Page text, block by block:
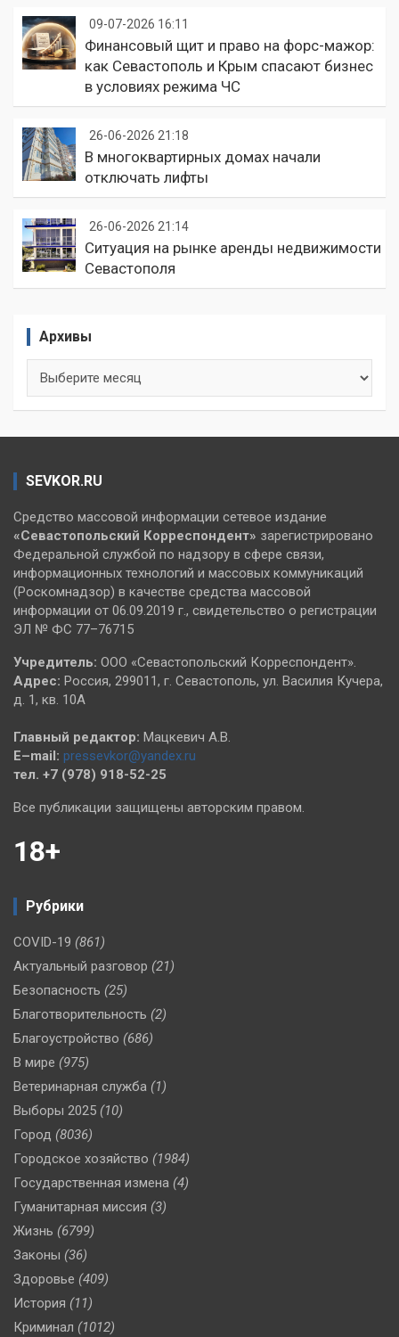
09-07-2026 16:11
Финансовый щит и право на форс-мажор:
как Севастополь и Крым спасают бизнес
в условиях режима ЧС
26-06-2026 21:18
В многоквартирных домах начали
отключать лифты
26-06-2026 21:14
Ситуация на рынке аренды недвижимости
Севастополя
Архивы
SEVKOR.RU
Средство массовой информации сетевое издание
«Севастопольский Корреспондент» зарегистрировано
Федеральной службой по надзору в сфере связи,
информационных технологий и массовых коммуникаций
(Роскомнадзор) в качестве средства массовой
информации от 06.09.2019 г., свидетельство о регистрации
ЭЛ № ФС 77–76715
Учредитель: ООО «Севастопольский Корреспондент».
Адрес: Россия, 299011, г. Севастополь, ул. Василия Кучера,
д. 1, кв. 10А
Главный редактор: Мацкевич А.В.
E–mail: pressevkor@yandex.ru
тел. +7 (978) 918-52-25
Все публикации защищены авторским правом.
18+
Рубрики
COVID-19 (861)
Актуальный разговор (21)
Безопасность (25)
Благотворительность (2)
Благоустройство (686)
В мире (975)
Ветеринарная служба (1)
Выборы 2025 (10)
Город (8036)
Городское хозяйство (1984)
Государственная измена (4)
Гуманитарная миссия (3)
Жизнь (6799)
Законы (36)
Здоровье (409)
История (11)
Криминал (1012)